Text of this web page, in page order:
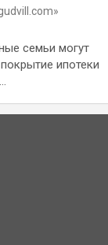
семьи могут
ипотеки